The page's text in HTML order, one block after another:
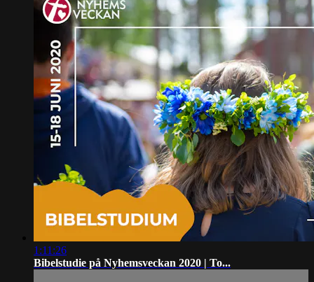
1:11:26
Bibelstudie på Nyhemsveckan 2020 | To...